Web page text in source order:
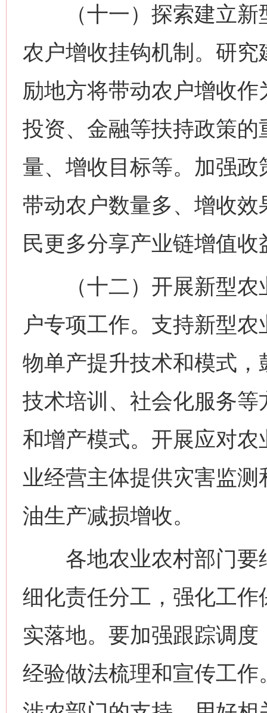
（十一）探索建立新
农户增收挂钩机制。研
励地方将带动农户增收
投资、金融等扶持政策
量、增收目标等。加强
带动农户数量多、增收
民更多分享产业链增值收
（十二）开展新型农
户专项工作。支持新型
物单产提升技术和模式
技术培训、社会化服务
和增产模式。开展应对
业经营主体提供灾害监
油生产减损增收。
各地农业农村部门要
细化责任分工，强化工
实落地。要加强跟踪调
经验做法梳理和宣传工